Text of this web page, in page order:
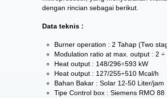
dengan rincian sebagai berikut.
Data teknis :
Burner operation : 2 Tahap (Two
Modulation ratio at max. output : 2 ÷
Heat output : 148/296÷593 kW
Heat output : 127/255÷510 Mcal/h
Bahan Bakar : Solar 12-50 Liter/jam
Tipe Control box : Siemens RMO 88